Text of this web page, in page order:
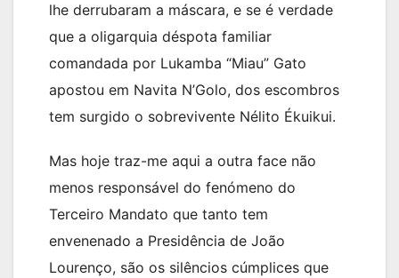
lhe derrubaram a máscara, e se é verdade
que a oligarquia déspota familiar
comandada por Lukamba “Miau” Gato
apostou em Navita N’Golo, dos escombros
tem surgido o sobrevivente Nélito Ékuikui.
Mas hoje traz-me aqui a outra face não
menos responsável do fenómeno do
Terceiro Mandato que tanto tem
envenenado a Presidência de João
Lourenço, são os silêncios cúmplices que